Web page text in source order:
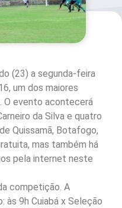
(23) a segunda-feira
um dos maiores
O evento acontecerá
da Silva e quatro
Quissamã, Botafogo,
mas também há
pela internet neste
competição. A
às 9h Cuiabá x Seleção